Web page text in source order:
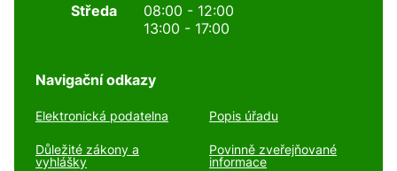
Středa
08:00 - 12:00
13:00 - 17:00
Navigační odkazy
Elektronická podatelna Popis úřadu
Důležité zákony a
vyhlášky
Povinně zveřejňované
informace